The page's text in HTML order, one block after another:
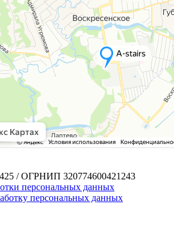
/ ОГРНИП 320774600421243
персональных данных
персональных данных